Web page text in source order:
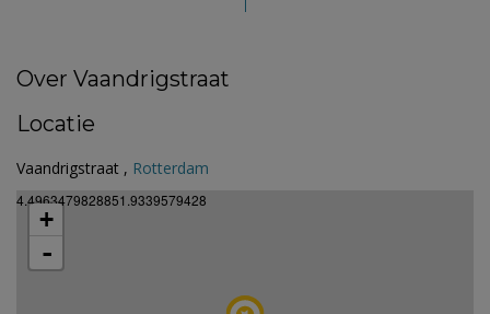
Over Vaandrigstraat
Locatie
Vaandrigstraat , Rotterdam
4.4963479828851.9339579428
+
-